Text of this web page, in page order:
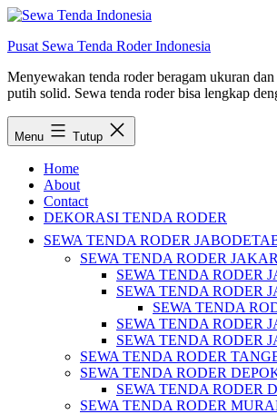
Lewati
konten
Pusat Sewa Tenda Roder Indonesia
Menyewakan tenda roder beragam ukuran
putih solid. Sewa tenda roder bisa lengkap
Menu Tutup
Home
About
Contact
DEKORASI TENDA RODER
SEWA TENDA RODER
SEWA TENDA RODER
SEWA TENDA RODER
SEWA TENDA RODER
SEWA TENDA
SEWA TENDA RODER
SEWA TENDA RODER
SEWA TENDA RODER
SEWA TENDA RODER
SEWA TENDA RODER
SEWA TENDA RODER